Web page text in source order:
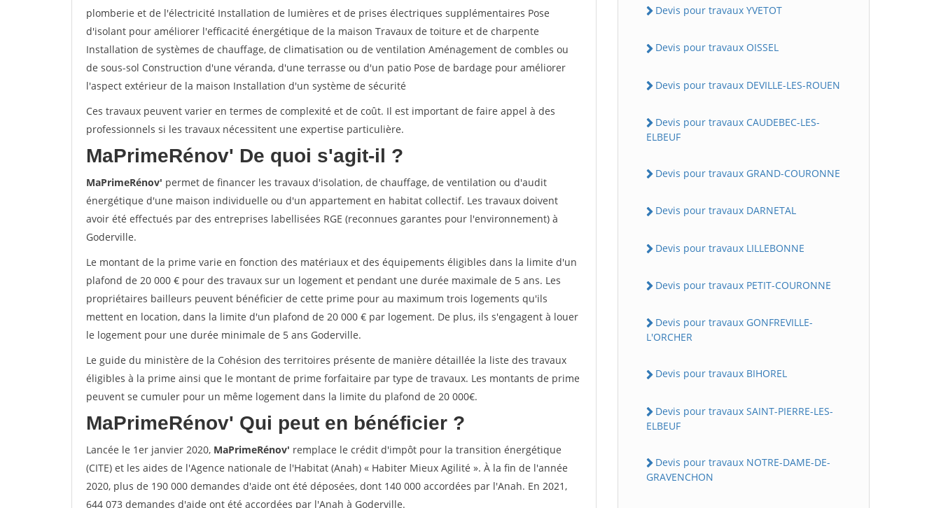
plomberie et de l'électricité Installation de lumières et de prises électriques supplémentaires Pose
d'isolant pour améliorer l'efficacité énergétique de la maison Travaux de toiture et de charpente
Installation de systèmes de chauffage, de climatisation ou de ventilation Aménagement de combles ou
de sous-sol Construction d'une véranda, d'une terrasse ou d'un patio Pose de bardage pour améliorer
l'aspect extérieur de la maison Installation d'un système de sécurité
Ces travaux peuvent varier en termes de complexité et de coût. Il est important de faire appel à des
professionnels si les travaux nécessitent une expertise particulière.
MaPrimeRénov' De quoi s'agit-il ?
MaPrimeRénov' permet de financer les travaux d'isolation, de chauffage, de ventilation ou d'audit
énergétique d'une maison individuelle ou d'un appartement en habitat collectif. Les travaux doivent
avoir été effectués par des entreprises labellisées RGE (reconnues garantes pour l'environnement) à
Goderville.
Le montant de la prime varie en fonction des matériaux et des équipements éligibles dans la limite d'un
plafond de 20 000 € pour des travaux sur un logement et pendant une durée maximale de 5 ans. Les
propriétaires bailleurs peuvent bénéficier de cette prime pour au maximum trois logements qu'ils
mettent en location, dans la limite d'un plafond de 20 000 € par logement. De plus, ils s'engagent à louer
le logement pour une durée minimale de 5 ans Goderville.
Le guide du ministère de la Cohésion des territoires présente de manière détaillée la liste des travaux
éligibles à la prime ainsi que le montant de prime forfaitaire par type de travaux. Les montants de prime
peuvent se cumuler pour un même logement dans la limite du plafond de 20 000€.
MaPrimeRénov' Qui peut en bénéficier ?
Lancée le 1er janvier 2020, MaPrimeRénov' remplace le crédit d'impôt pour la transition énergétique
(CITE) et les aides de l'Agence nationale de l'Habitat (Anah) « Habiter Mieux Agilité ». À la fin de l'année
2020, plus de 190 000 demandes d'aide ont été déposées, dont 140 000 accordées par l'Anah. En 2021,
644 073 demandes d'aide ont été accordées par l'Anah à Goderville.
Devis pour travaux YVETOT
Devis pour travaux OISSEL
Devis pour travaux DEVILLE-LES-ROUEN
Devis pour travaux CAUDEBEC-LES-
ELBEUF
Devis pour travaux GRAND-COURONNE
Devis pour travaux DARNETAL
Devis pour travaux LILLEBONNE
Devis pour travaux PETIT-COURONNE
Devis pour travaux GONFREVILLE-
L'ORCHER
Devis pour travaux BIHOREL
Devis pour travaux SAINT-PIERRE-LES-
ELBEUF
Devis pour travaux NOTRE-DAME-DE-
GRAVENCHON